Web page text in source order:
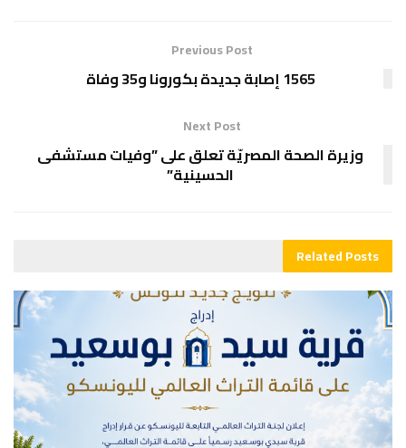
Previous Post
1565 إصابة جديدة بكورونا و35 وفاة
Next Post
وزيرة الصحة المصريّة تعلق على ”وفيات مستشفى
الحسينية”
RelatedPosts